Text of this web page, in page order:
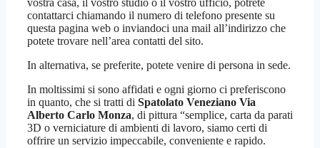
vostra casa, il vostro studio o il vostro ufficio, potrete
contattarci chiamando il numero di telefono presente su
questa pagina web o inviandoci una mail all’indirizzo che
potete trovare nell’area contatti del sito.
In alternativa, se preferite, potete venire di persona in sede.
In moltissimi si sono affidati e ogni giorno ci preferiscono
in quanto, che si tratti di Spatolato Veneziano Via
Alberto Carlo Monza, di pittura “semplice, carta da parati
3D o verniciature di ambienti di lavoro, siamo certi di
offrire un servizio impeccabile, conveniente e rapido.